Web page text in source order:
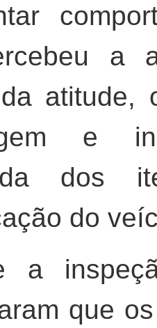
a
atitude,
e
dos
do
a
que